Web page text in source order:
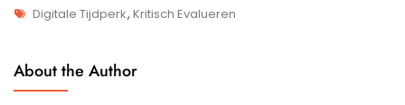
Tags
Digitale Tijdperk, Kritisch Evalueren
About the Author